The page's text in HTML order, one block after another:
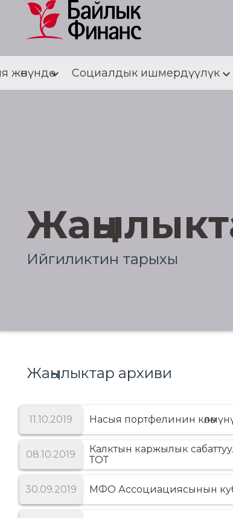
жөнүндө Социалдык ишмердүүлүк
Ийгиликтин тарыхы
Жаңылыктар архиви
11.10.2019 Насыя портфелинин
08.10.2019
Калктын каржылык
ТОТ
30.09.2019 МФО Ассоциациясынын